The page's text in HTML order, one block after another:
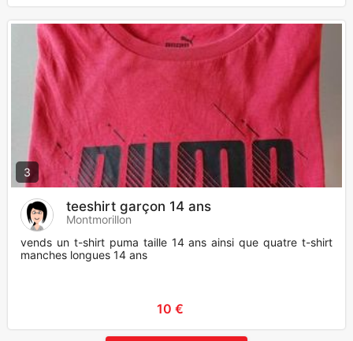
3
teeshirt garçon 14 ans
Montmorillon
vends un t-shirt puma taille 14 ans ainsi que quatre t-shirt
manches longues 14 ans
10 €